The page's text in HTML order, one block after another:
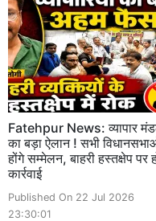
Fatehpur News: व्यापार
का बड़ा ऐलान ! सभी
होंगे सम्मेलन, बाहरी हस्तक्षेप पर
कार्रवाई
Published On 22 Jul 2026
23:30:01